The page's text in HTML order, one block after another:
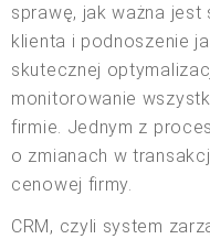
sprawę, jak ważna
klienta i podnoszenie
skutecznej
monitorowanie
firmie. Jednym z
o zmianach w
cenowej firmy.
CRM, czyli system